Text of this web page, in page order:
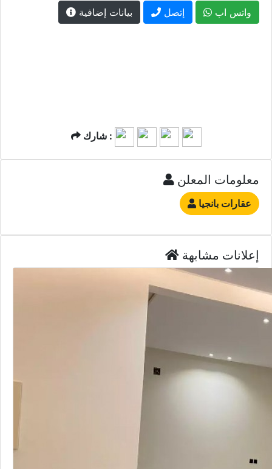
بيانات إضافية
إتصل واتس اب
شارك :
معلومات المعلن
عقارات بانجيا
إعلانات مشابهة